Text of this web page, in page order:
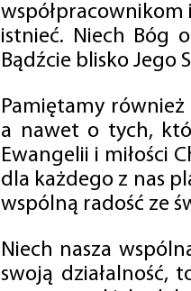
współpracownikom
istnieć. Niech Bóg
Bądźcie blisko Jego
Pamiętamy
a nawet o tych,
Ewangelii i miłości
dla każdego z nas
wspólną radość ze
Niech nasza
swoją działalność,